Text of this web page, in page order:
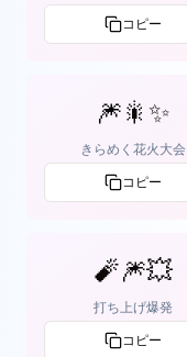
コピー
🎆🎇✨
きらめく花火大会
コピー
🧨🎆💥
打ち上げ爆発
コピー